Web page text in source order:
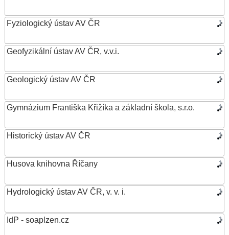
Fyziologický ústav AV ČR
Geofyzikální ústav AV ČR, v.v.i.
Geologický ústav AV ČR
Gymnázium Františka Křižíka a základní škola, s.r.o.
Historický ústav AV ČR
Husova knihovna Říčany
Hydrologický ústav AV ČR, v. v. i.
IdP - soaplzen.cz